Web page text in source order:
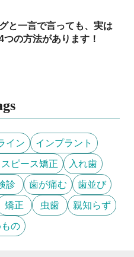
と一言で言っても、実は
つの方法があります！
イン インプラント
ピース矯正 入れ歯
診 歯が痛む 歯並び
矯正 虫歯 親知らず
の